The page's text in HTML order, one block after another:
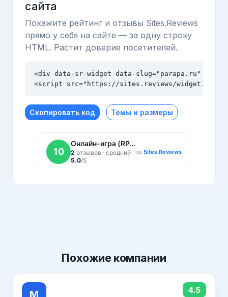
сайта
Покажите рейтинг и отзывы Sites.Reviews
прямо у себя на сайте — за одну строку
HTML. Растит доверие посетителей.
<div data-sr-widget data-slug="parapa.ru" data-
<script src="https://sites.reviews/widget.js"
Скопировать код Темы и размеры
Похожиекомпании
4.5